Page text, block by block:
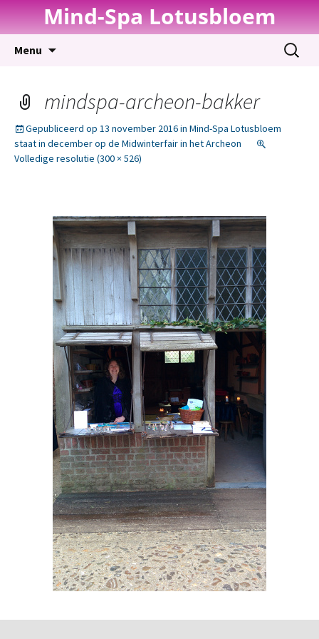
Mind-Spa Lotusbloem
Menu
Zoeken
naar:
mindspa-archeon-bakker
Gepubliceerd op 13 november 2016in Mind-Spa Lotusbloem
staat in december op de Midwinterfair in het Archeon
Volledige resolutie (300 × 526)